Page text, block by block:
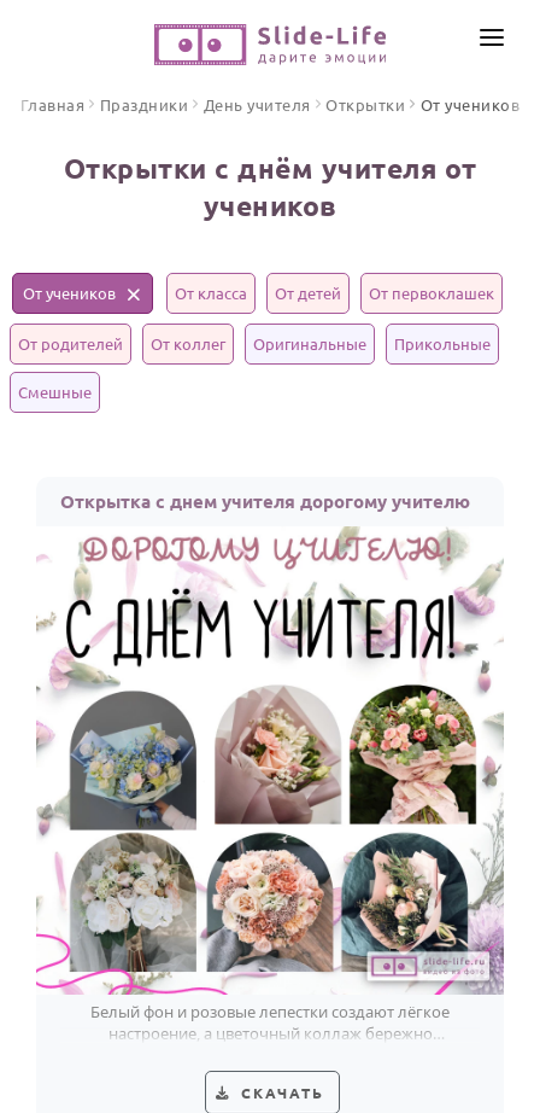
Песни поздравления
Открытки
Стихи и тексты
Юбилей
Свадьба
Годовщина свадьбы
Календарь праздников
КОМУ
Женщине
Мужчине
Маме
Папе
Детям
Все родственники
ПЕРСОНАЛЬНЫЕ
Пожелания
ИНСТРУМЕНТЫ
ЦЕНЫ
ОТЗЫВЫ
Главная Праздники День учителя Открытки От учеников
Открытки с днём учителя от
учеников
От учеников От класса От детей От первоклашек
От родителей От коллег Оригинальные Прикольные
Смешные
Открытка с днем учителя дорогому учителю
Белый фон и розовые лепестки создают лёгкое
настроение, а цветочный коллаж бережно
СКАЧАТЬ